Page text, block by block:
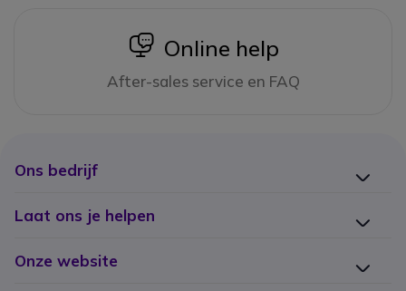
icon
Online help
After-sales service en FAQ
Ons bedrijf
Laat ons je helpen
Onze website